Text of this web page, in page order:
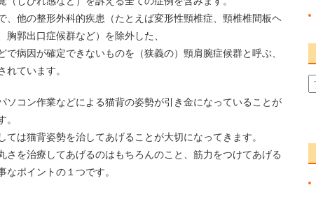
、他の整形外科的疾患（たとえば変形性頸椎症、頸椎椎間板ヘ
胸郭出口症候群など）を除外した、
で病因が確定できないものを（狭義の）頸肩腕症候群と呼ぶ、
れています。
ソコン作業などによる猫背の姿勢が引き金になっていることが
。
ては猫背姿勢を治してあげることが大切になってきます。
さを治療してあげるのはもちろんのこと、筋力をつけてあげる
なポイントの１つです。